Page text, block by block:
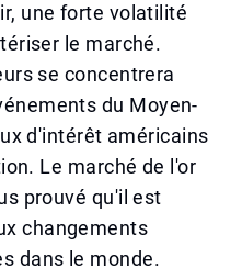
une forte volatilité
le marché.
se concentrera
du Moyen-
d'intérêt américains
Le marché de l'or
prouvé qu'il est
changements
dans le monde.